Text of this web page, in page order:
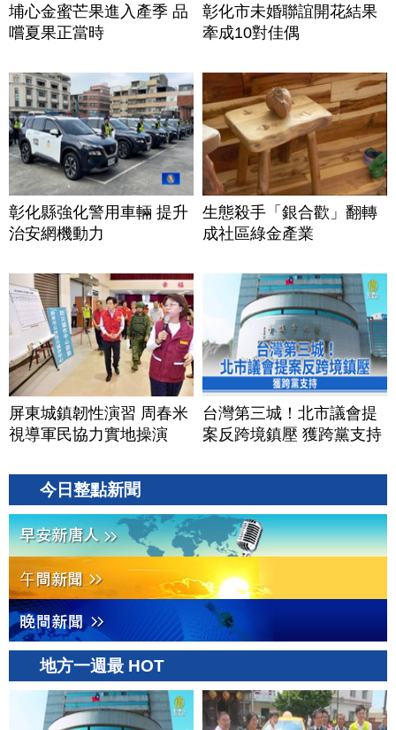
埔心金蜜芒果進入產季 品
嚐夏果正當時
彰化市未婚聯誼開花結果
牽成10對佳偶
彰化縣強化警用車輛 提升
治安網機動力
生態殺手「銀合歡」翻轉
成社區綠金產業
屏東城鎮韌性演習 周春米
視導軍民協力實地操演
台灣第三城！北市議會提
案反跨境鎮壓 獲跨黨支持
今日整點新聞
地方一週最 HOT